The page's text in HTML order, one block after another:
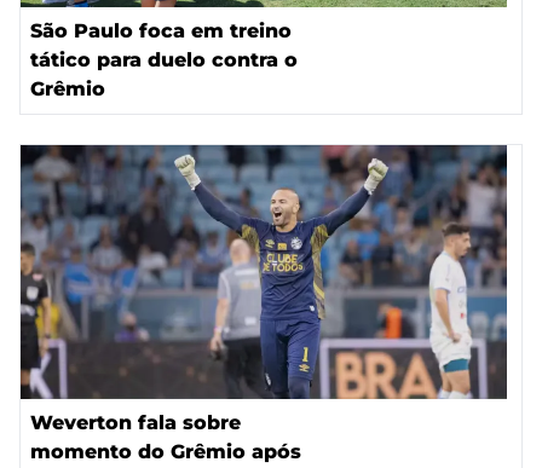
São Paulo foca em treino
tático para duelo contra o
Grêmio
Weverton fala sobre
momento do Grêmio após